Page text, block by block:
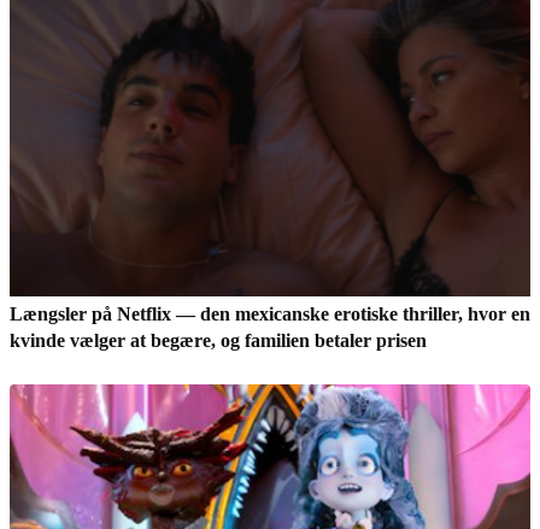
Længsler på Netflix — den mexicanske erotiske thriller, hvor en
kvinde vælger at begære, og familien betaler prisen